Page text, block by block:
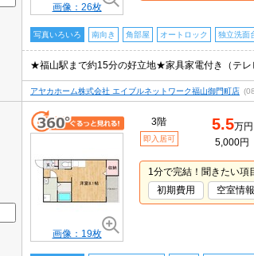
画像：26枚
写真いろいろ 南向き 角部屋 オートロック 独立洗面
アヤカホーム株式会社 エイブルネットワーク福山御門町店
画像：19枚
3階
即入居可
5.5万円
5,000円
1分で完結！聞きたい項
初期費用
空室情報